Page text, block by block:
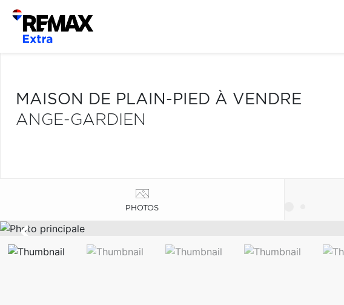
MAISON DE PLAIN-PIED À VENDRE
ANGE-GARDIEN
PHOTOS